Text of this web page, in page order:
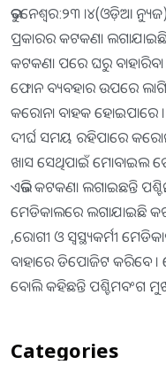
ଭୁବନେଶ୍ୱର:୨୩ ।୪(ଓଡ଼ିଆ
ପ୍ରକାରର କଟକଣା
କଟକଣା ପରେ ଘରୁ
ଫୋନ ବ୍ୟବହାର ଉପରେ
କରୋନା ବାହକ ହୋଇପାରେ
ଦୀର୍ଘ ସମୟ ରହିପାରେ
ଖାସ ସେଥିପାଇଁ ମୋବାଇଲ
ଏଭଳି କଟକଣା ଲଗାଇଛନ୍ତି
ମେଡିକାଲରେ ଲଗାଯାଇଛି
,ରୋଗୀ ଓ ସ୍ୱସ୍ଥ୍ୟକର୍ମୀ
ବାହାରେ ଡିପୋଜିଟ କରିବେ
ବୋଲି କହିଛନ୍ତି ପଶ୍ଚିମବଂଗ
Categories